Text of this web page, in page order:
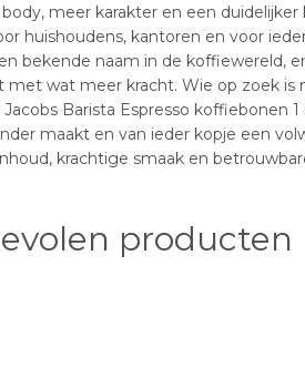
meer karakter en een
huishoudens, kantoren en voor
bekende naam in de koffiewereld,
met wat meer kracht. Wie op zoek is
Barista Espresso koffiebonen
maakt en van ieder kopje een
krachtige smaak en
producten